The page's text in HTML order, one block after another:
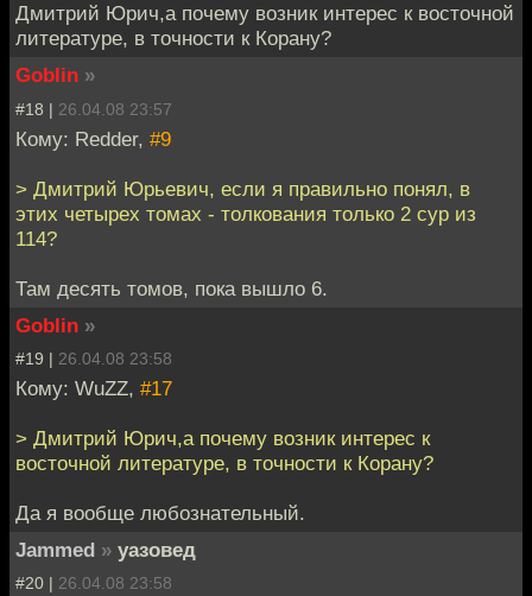
Дмитрий Юрич,а почему возник интерес к восточной
литературе, в точности к Корану?
Goblin »
#18 | 26.04.08 23:57
Кому: Redder, #9
> Дмитрий Юрьевич, если я правильно понял, в
этих четырех томах - толкования только 2 сур из
114?
Там десять томов, пока вышло 6.
Goblin »
#19 | 26.04.08 23:58
Кому: WuZZ, #17
> Дмитрий Юрич,а почему возник интерес к
восточной литературе, в точности к Корану?
Да я вообще любознательный.
Jammed » уазовед
#20 | 26.04.08 23:58